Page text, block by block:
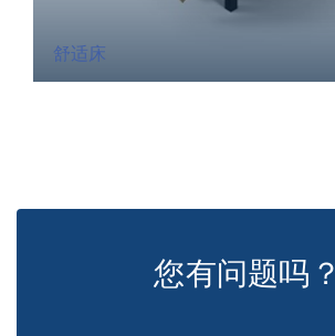
舒适床
您有问题吗？